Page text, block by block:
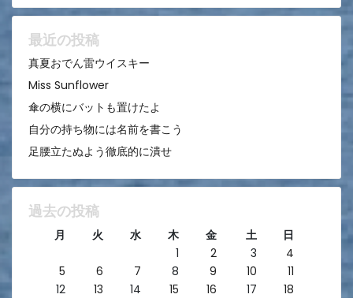
ョ
ン
最近の投稿
真夏おでん雷ウイスキー
Miss Sunflower
傘の横にバットも置けたよ
自分の持ち物には名前を書こう
足腰立たぬよう徹底的に潰せ
過去の投稿
月 火 水 木 金 土
日
1
2 3
4
5
6 7 8 9 10
11
12
13 14 15 16 17
18